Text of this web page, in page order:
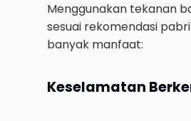
Menggunakan tekanan
sesuai rekomendasi
banyak manfaat:
Keselamatan